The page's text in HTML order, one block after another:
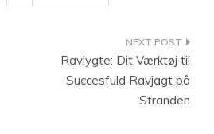
Ravlygte: Dit Værktøj til
Succesfuld Ravjagt på
Stranden